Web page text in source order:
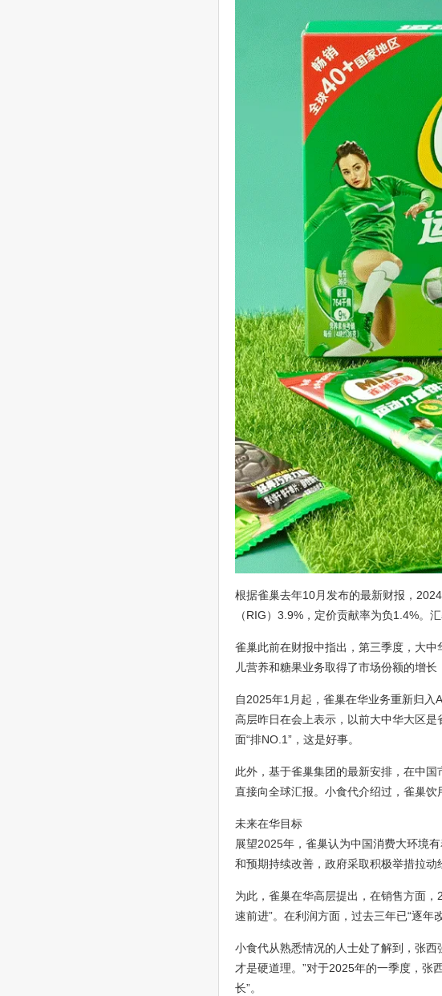
根据雀巢去年10月发布的最新财报，
（RIG）3.9%，定价贡献率为负1.4%。
雀巢此前在财报中指出，第三季度，大
儿营养和糖果业务取得了市场份额的增长
自2025年1月起，雀巢在华业务重新归
高层昨日在会上表示，以前大中华大区
面“排NO.1”，这是好事。
此外，基于雀巢集团的最新安排，在中
直接向全球汇报。小食代介绍过，雀巢饮
未来在华目标
展望2025年，雀巢认为中国消费大环境
和预期持续改善，政府采取积极举措拉动
为此，雀巢在华高层提出，在销售方面
速前进”。在利润方面，过去三年已“逐年
小食代从熟悉情况的人士处了解到，张
才是硬道理。”对于2025年的一季度，张
长”。